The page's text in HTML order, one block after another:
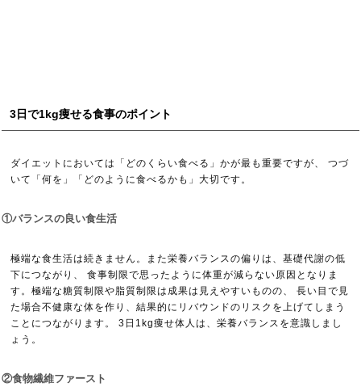
3日で1kg痩せる食事のポイント
ダイエットにおいては「どのくらい食べる」かが最も重要ですが、 つづ
いて「何を」「どのように食べるかも」大切です。
①バランスの良い食生活
極端な食生活は続きません。また栄養バランスの偏りは、基礎代謝の低
下につながり、 食事制限で思ったように体重が減らない原因となりま
す。極端な糖質制限や脂質制限は成果は見えやすいものの、 長い目で見
た場合不健康な体を作り、結果的にリバウンドのリスクを上げてしまう
ことにつながります。 3日1kg痩せ体人は、栄養バランスを意識しまし
ょう。
②食物繊維ファースト